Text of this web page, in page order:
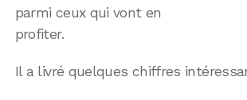
parmi ceux qui vont en
profiter.
Il a livré quelques chiffres